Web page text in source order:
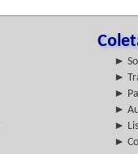
►
►
►
►
►
►